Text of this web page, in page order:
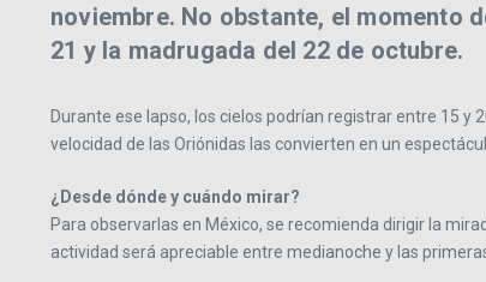
noviembre. No obstante, el momento
21 y la madrugada del 22 de octubre.
Durante ese lapso, los cielos podrían registrar entre 15
velocidad de las Oriónidas las convierten en un
¿Desde dónde y cuándo mirar?
Para observarlas en México, se recomienda dirigir la
actividad será apreciable entre medianoche y las